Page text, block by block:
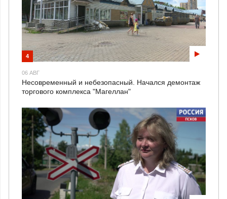
4
06 АВГ
Несовременный и небезопасный. Начался демонтаж
торгового комплекса "Магеллан"